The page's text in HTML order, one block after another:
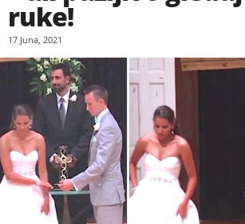
ruke!
17 Juna, 2021